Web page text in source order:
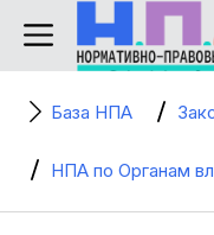
База НПА
НПА по Органам